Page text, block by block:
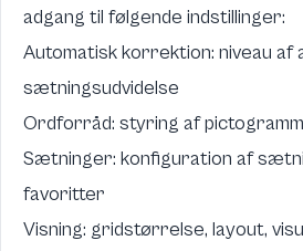
adgang til følgende indstillinger:
Automatisk korrektion: niveau
sætningsudvidelse
Ordforråd: styring af
Sætninger: konfiguration af
favoritter
Visning: gridstørrelse, layout,